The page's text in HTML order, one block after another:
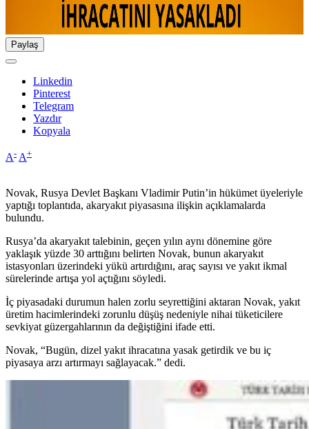
Paylaş
Linkedin
Pinterest
Telegram
Yazdır
Kopyala
A- A+
Novak, Rusya Devlet Başkanı Vladimir Putin’in hükümet üyeleriyle
yaptığı toplantıda, akaryakıt piyasasına ilişkin açıklamalarda
bulundu.
Rusya’da akaryakıt talebinin, geçen yılın aynı dönemine göre
yaklaşık yüzde 30 arttığını belirten Novak, bunun akaryakıt
istasyonları üzerindeki yükü artırdığını, araç sayısı ve yakıt ikmal
sürelerinde artışa yol açtığını söyledi.
İç piyasadaki durumun halen zorlu seyrettiğini aktaran Novak, yakıt
üretim hacimlerindeki zorunlu düşüş nedeniyle nihai tüketicilere
sevkiyat güzergahlarının da değiştiğini ifade etti.
Novak, “Bugün, dizel yakıt ihracatına yasak getirdik ve bu iç
piyasaya arzı artırmayı sağlayacak.” dedi.